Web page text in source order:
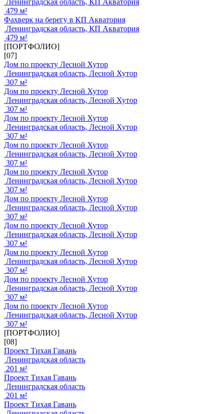
Ленинградская область, КП Акватория
479 м²
Фахверк на берегу в КП Акватория
Ленинградская область, КП Акватория
479 м²
[ПОРТФОЛИО]
[07]
Дом по проекту Лесной Хутор
Ленинградская область, Лесной Хутор
307 м²
Дом по проекту Лесной Хутор
Ленинградская область, Лесной Хутор
307 м²
Дом по проекту Лесной Хутор
Ленинградская область, Лесной Хутор
307 м²
Дом по проекту Лесной Хутор
Ленинградская область, Лесной Хутор
307 м²
Дом по проекту Лесной Хутор
Ленинградская область, Лесной Хутор
307 м²
Дом по проекту Лесной Хутор
Ленинградская область, Лесной Хутор
307 м²
Дом по проекту Лесной Хутор
Ленинградская область, Лесной Хутор
307 м²
Дом по проекту Лесной Хутор
Ленинградская область, Лесной Хутор
307 м²
Дом по проекту Лесной Хутор
Ленинградская область, Лесной Хутор
307 м²
Дом по проекту Лесной Хутор
Ленинградская область, Лесной Хутор
307 м²
[ПОРТФОЛИО]
[08]
Проект Тихая Гавань
Ленинградская область
201 м²
Проект Тихая Гавань
Ленинградская область
201 м²
Проект Тихая Гавань